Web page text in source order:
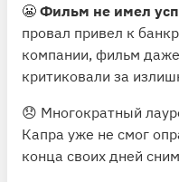
😬 Фильм не имел
провал привел к
компании, фильм
критиковали за
😞 Многократный
Капра уже не смог
конца своих дней